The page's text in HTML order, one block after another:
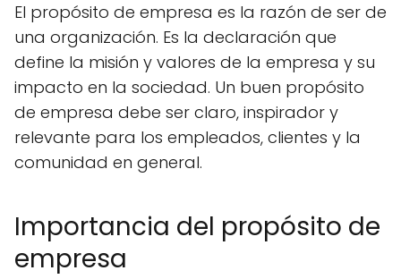
El propósito de empresa es la razón de ser de
una organización. Es la declaración que
define la misión y valores de la empresa y su
impacto en la sociedad. Un buen propósito
de empresa debe ser claro, inspirador y
relevante para los empleados, clientes y la
comunidad en general.
Importancia del propósito de
empresa